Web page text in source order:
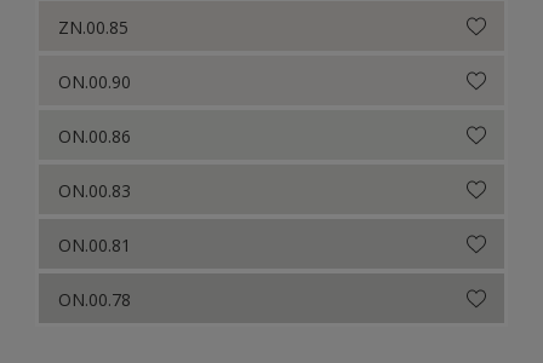
ZN.00.85
ON.00.90
ON.00.86
ON.00.83
ON.00.81
ON.00.78